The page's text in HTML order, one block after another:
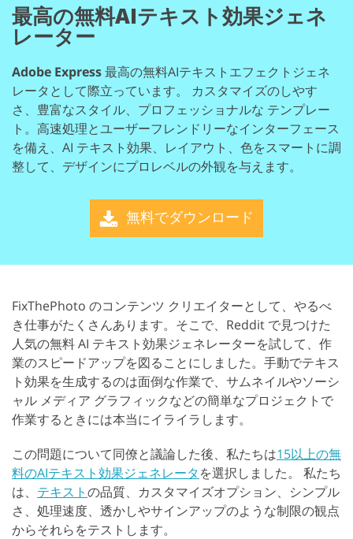
最高の無料AIテキスト効果ジェネ
レーター
Adobe Express最高の無料AIテキストエフェクトジェネ
レータとして際立っています。 カスタマイズのしやす
さ、豊富なスタイル、プロフェッショナルな テンプレー
ト。高速処理とユーザーフレンドリーなインターフェース
を備え、AI テキスト効果、レイアウト、色をスマートに調
整して、デザインにプロレベルの外観を与えます。
無料でダウンロード
FixThePhoto のコンテンツ クリエイターとして、やるべ
き仕事がたくさんあります。そこで、Reddit で見つけた
人気の無料 AI テキスト効果ジェネレーターを試して、作
業のスピードアップを図ることにしました。手動でテキス
ト効果を生成するのは面倒な作業で、サムネイルやソーシ
ャル メディア グラフィックなどの簡単なプロジェクトで
作業するときには本当にイライラします。
この問題について同僚と議論した後、私たちは15以上の無
料のAIテキスト効果ジェネレータを選択しました。 私たち
は、 テキストの品質、カスタマイズオプション、シンプル
さ、処理速度、透かしやサインアップのような制限の観点
からそれらをテストします。